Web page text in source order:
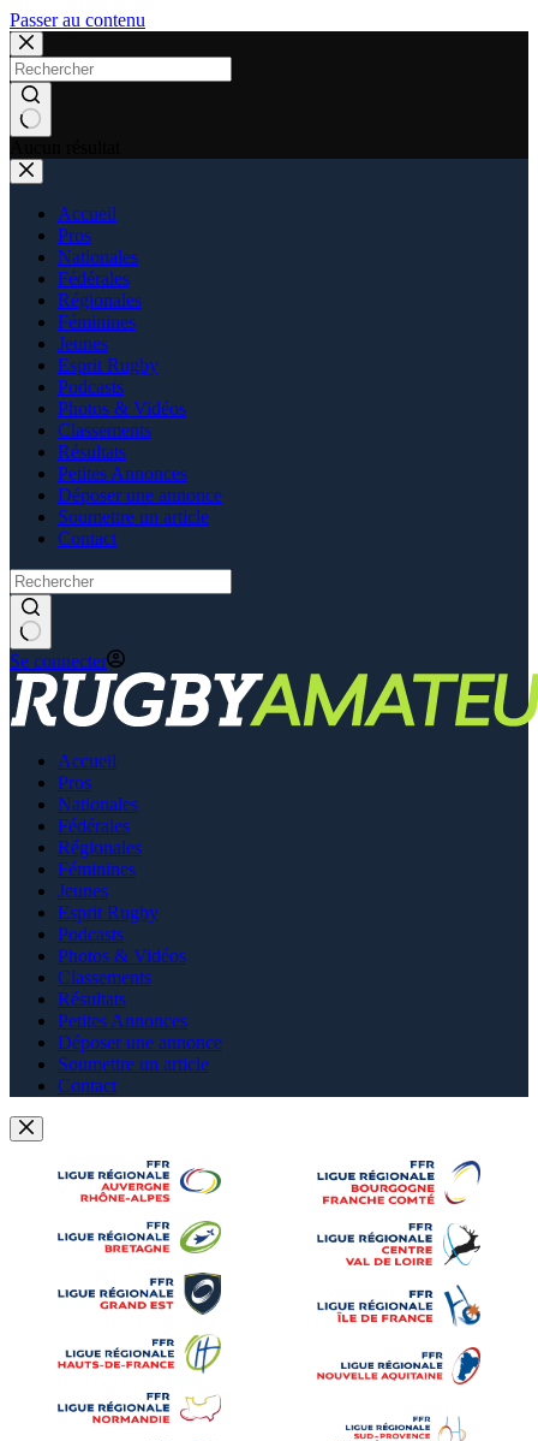
Passer au contenu
Accueil
Pros
Nationales
Fédérales
Régionales
Féminines
Jeunes
Esprit Rugby
Podcasts
Photos & Vidéos
Classements
Résultats
Petites Annonces
Déposer une annonce
Soumettre un article
Contact
Se connecter
Accueil
Pros
Nationales
Fédérales
Régionales
Féminines
Jeunes
Esprit Rugby
Podcasts
Photos & Vidéos
Classements
Résultats
Petites Annonces
Déposer une annonce
Soumettre un article
Contact